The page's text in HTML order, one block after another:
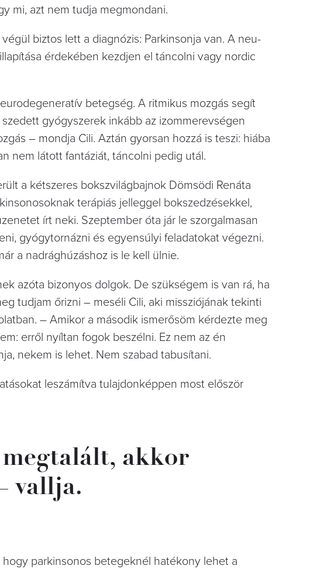
mi, azt nem tudja megmondani.
biztos lett a diagnózis: Parkinsonja van. A neu­
érdekében kezdjen el táncolni vagy nordic
betegség. A ritmikus mozgás segít
gyógyszerek inkább az izommerevségen
– mondja Cili. Aztán gyorsan hozzá is teszi: hiába
nem látott fantáziát, táncolni pedig utál.
a kétszeres bokszvilágbajnok Dömsödi Renáta
terápiás jelleggel bokszedzésekkel,
írt neki. Szep­tember óta jár le szorgalmasan
gyógytornázni és egyensúlyi feladatokat végezni.
a nadrághúzáshoz is le kell ülnie.
azóta bizonyos dolgok. De szükségem is van rá, ha
tudjam őrizni – meséli Cili, aki missziójának tekinti
– Amikor a második ismerősöm kérdezte meg
erről nyíltan fogok beszélni. Ez nem az én
nekem is lehet. Nem szabad tabusítani.
leszámítva tulajdonképpen most először
megtalált, akkor
vallja.
parkinsonos betegeknél hatékony lehet a